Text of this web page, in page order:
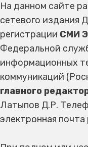
На данном сайте
сетевого издания
регистрации СМИ
Федеральной
информационных
коммуникаций
главного
Латыпов Д.Р.
электронная